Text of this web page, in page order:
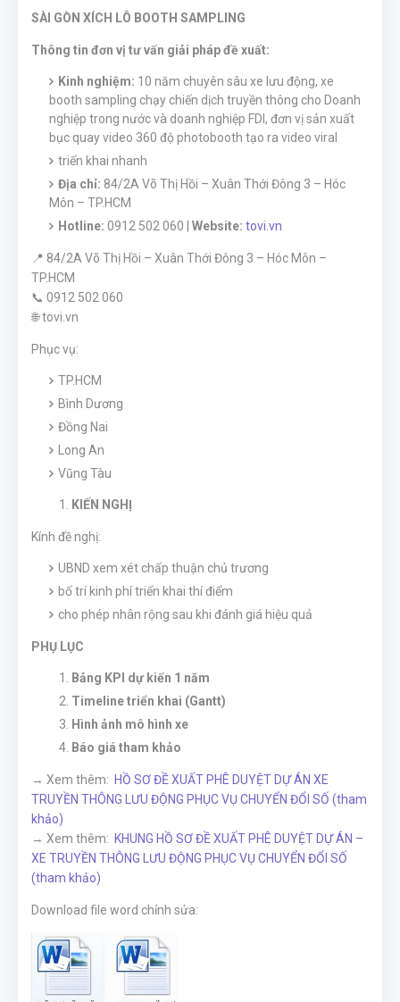
SÀI GÒN XÍCH LÔ BOOTH SAMPLING
Thông tin đơn vị tư vấn giải pháp đề xuất:
Kinh nghiệm: 10 năm chuyên sâu xe lưu động, xe
booth sampling chạy chiến dịch truyền thông cho Doanh
nghiệp trong nước và doanh nghiệp FDI, đơn vị sản xuất
bục quay video 360 độ photobooth tạo ra video viral
triển khai nhanh
Địa chỉ: 84/2A Võ Thị Hồi – Xuân Thới Đông 3 – Hóc
Môn – TP.HCM
Hotline: 0912 502 060 | Website: tovi.vn
📍 84/2A Võ Thị Hồi – Xuân Thới Đông 3 – Hóc Môn –
TP.HCM
📞 0912 502 060
🌐 tovi.vn
Phục vụ:
TP.HCM
Bình Dương
Đồng Nai
Long An
Vũng Tàu
KIẾN NGHỊ
Kính đề nghị:
UBND xem xét chấp thuận chủ trương
bố trí kinh phí triển khai thí điểm
cho phép nhân rộng sau khi đánh giá hiệu quả
PHỤ LỤC
Bảng KPI dự kiến 1 năm
Timeline triển khai (Gantt)
Hình ảnh mô hình xe
Báo giá tham khảo
→ Xem thêm: HỒ SƠ ĐỀ XUẤT PHÊ DUYỆT DỰ ÁN XE
TRUYỀN THÔNG LƯU ĐỘNG PHỤC VỤ CHUYỂN ĐỔI SỐ (tham
khảo)
→ Xem thêm: KHUNG HỒ SƠ ĐỀ XUẤT PHÊ DUYỆT DỰ ÁN –
XE TRUYỀN THÔNG LƯU ĐỘNG PHỤC VỤ CHUYỂN ĐỔI SỐ
(tham khảo)
Download file word chỉnh sửa: